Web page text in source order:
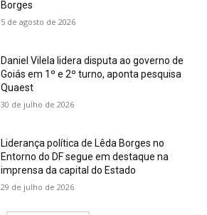
Borges
5 de agosto de 2026
Daniel Vilela lidera disputa ao governo de
Goiás em 1º e 2º turno, aponta pesquisa
Quaest
30 de julho de 2026
Liderança política de Lêda Borges no
Entorno do DF segue em destaque na
imprensa da capital do Estado
29 de julho de 2026